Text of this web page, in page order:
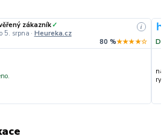
zákazník✓
5. srpna · Heureka.cz
i
80 %★★★★☆